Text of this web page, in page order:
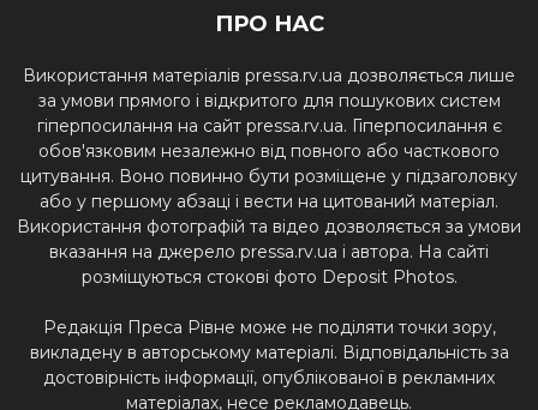
ПРО НАС
Використання матеріалів pressa.rv.ua дозволяється лише
за умови прямого і відкритого для пошукових систем
гіперпосилання на сайт pressa.rv.ua. Гіперпосилання є
обов'язковим незалежно від повного або часткового
цитування. Воно повинно бути розміщене у підзаголовку
або у першому абзаці і вести на цитований матеріал.
Використання фотографій та відео дозволяється за умови
вказання на джерело pressa.rv.ua і автора. На сайті
розміщуються стокові фото Deposit Photos.
Редакція Преса Рівне може не поділяти точки зору,
викладену в авторському матеріалі. Відповідальність за
достовірність інформації, опублікованої в рекламних
матеріалах, несе рекламодавець.